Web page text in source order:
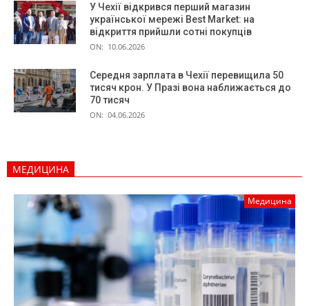
У Чехії відкрився перший магазин
української мережі Best Market: на
відкриття прийшли сотні покупців
ON: 10.06.2026
Середня зарплата в Чехії перевищила 50
тисяч крон. У Празі вона наближається до
70 тисяч
ON: 04.06.2026
МЕДИЦИНА
Медицина